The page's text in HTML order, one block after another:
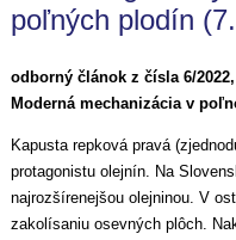
poľných plodín
odborný článok z čísla 6/
Moderná mechanizácia v
Kapusta repková pravá
protagonistu olejnín. Na
najrozšírenejšou olejninou. V
zakolísaniu osevných plôch.